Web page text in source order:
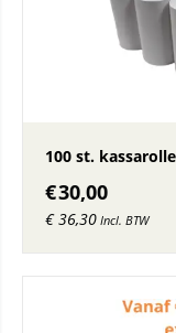
100 st.
€30,00
€36,30 Incl. BTW